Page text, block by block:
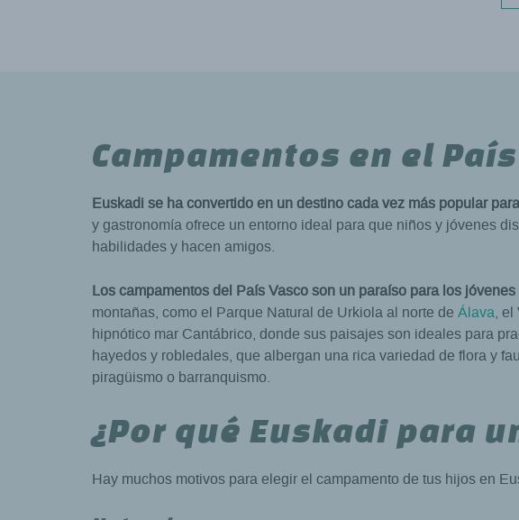
Campamentos en el
Euskadi se ha convertido en un destino cada vez más popular
y gastronomía ofrece un entorno ideal para que niños y jóvenes
habilidades y hacen amigos.
Los campamentos del País Vasco son un paraíso para los
montañas, como el Parque Natural de Urkiola al norte de Álava, el
hipnótico mar Cantábrico, donde sus paisajes son ideales para
hayedos y robledales, que albergan una rica variedad de flora y
piragüismo o barranquismo.
¿Por qué Euskadi para
Hay muchos motivos para elegir el campamento de tus hijos en